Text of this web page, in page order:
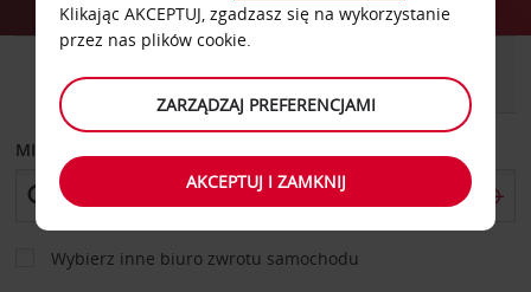
DOSTAWCZY
MIEJSCE ODBIORU
Wybierz inne biuro zwrotu samochodu
Klikając AKCEPTUJ, zgadzasz się na wykorzystanie
przez nas plików cookie.
ZARZĄDZAJ PREFERENCJAMI
AKCEPTUJ I ZAMKNIJ